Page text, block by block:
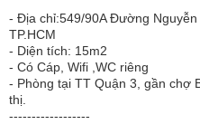
- Địa chỉ:549/90A Đường
TP.HCM
- Diện tích: 15m2
- Có Cáp, Wifi ,WC riêng
- Phòng tại TT Quận 3, gần chợ
thị.
------------------